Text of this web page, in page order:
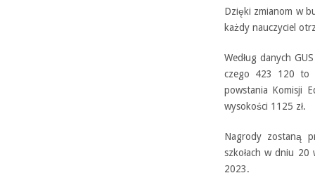
Dzięki zmianom w
każdy nauczyciel
Według danych
czego 423 120 to
powstania Komisji
wysokości 1125 zł.
Nagrody zostaną
szkołach w dniu 20
2023.